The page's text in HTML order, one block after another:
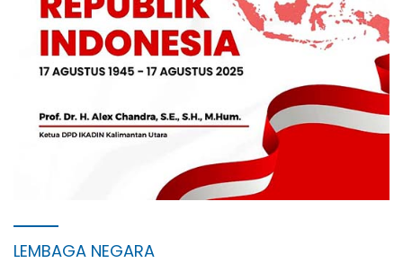
LEMBAGA NEGARA